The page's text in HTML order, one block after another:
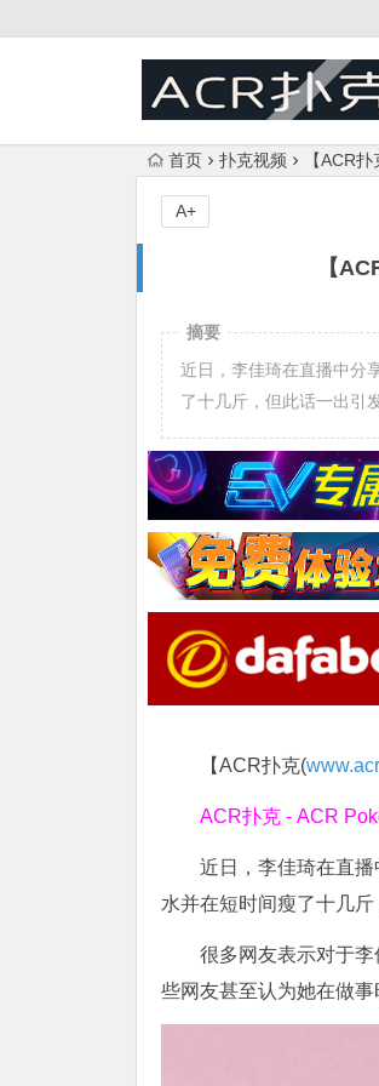
首页 扑克视频 【ACR
【
A+
摘要
近日，李佳琦在直播中分
了十几斤，但此话一出引
【ACR扑克(
ACR扑克 - ACR
近日，李佳琦在直
水并在短时间瘦了十几斤
很多网友表示对于
些网友甚至认为她在做事